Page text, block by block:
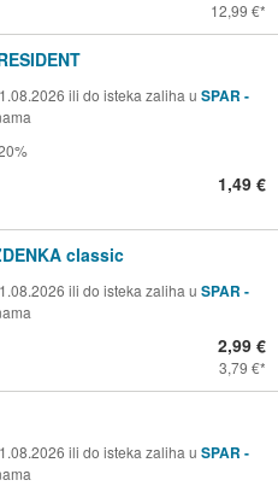
12,99 €
ili do isteka zaliha u SPAR -
1,49 €
classic
ili do isteka zaliha u SPAR -
2,99 €
3,79 €
ili do isteka zaliha u SPAR -